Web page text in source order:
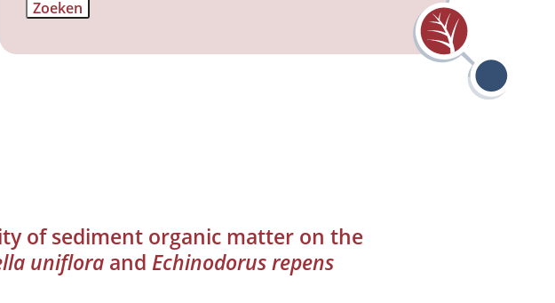
of sediment organic matter on the
uniflora andEchinodorus repens